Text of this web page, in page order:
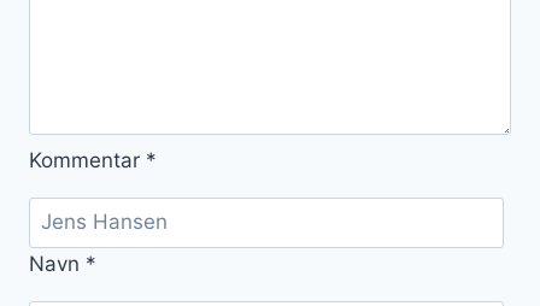
Kommentar *
Navn *